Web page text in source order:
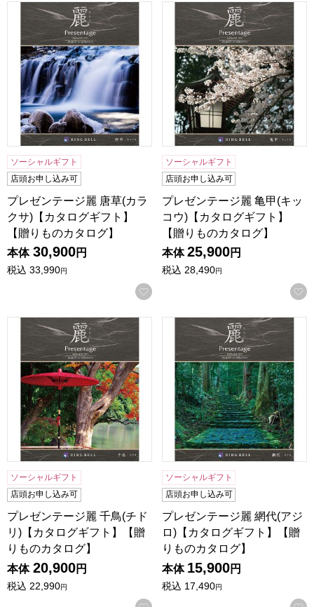
プレゼンテージ麗 唐草(カラクサ)【カタログギフト】【贈り
ソーシャルギフト
店頭お申し込み可
プレゼンテージ麗 唐草(カラ
クサ)【カタログギフト】
【贈りものカタログ】
本体 30,900円
税込 33,990円
お気に入りに登録する
プレゼンテージ麗 亀甲(キッ
ソーシャルギフト
店頭お申し込み可
プレゼンテージ麗 亀甲(キッ
コウ)【カタログギフト】
【贈りものカタログ】
本体 25,900円
税込 28,490円
プレゼンテージ麗 千鳥(チドリ)【カタログギフト】【贈りも
ソーシャルギフト
店頭お申し込み可
プレゼンテージ麗 千鳥(チド
リ)【カタログギフト】【贈
りものカタログ】
本体 20,900円
税込 22,990円
プレゼンテージ麗 網代(アジ
ソーシャルギフト
店頭お申し込み可
プレゼンテージ麗 網代(アジ
ロ)【カタログギフト】【贈
りものカタログ】
本体 15,900円
税込 17,490円